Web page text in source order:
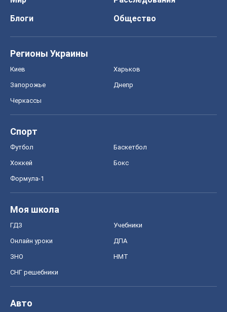
Блоги
Общество
Регионы Украины
Киев Харьков
Запорожье Днепр
Черкассы
Спорт
Футбол Баскетбол
Хоккей Бокс
Формула-1
Моя школа
ГДЗ Учебники
Онлайн уроки ДПА
ЗНО НМТ
СНГ решебники
Авто